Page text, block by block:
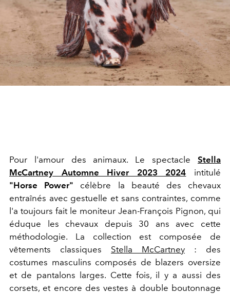
Pour l'amour des animaux. Le spectacle Stella
McCartney Automne Hiver 2023 2024 intitulé
"Horse Power" célèbre la beauté des chevaux
entraînés avec gestuelle et sans contraintes, comme
l'a toujours fait le moniteur Jean-François Pignon, qui
éduque les chevaux depuis 30 ans avec cette
méthodologie. La collection est composée de
vêtements classiques Stella McCartney : des
costumes masculins composés de blazers oversize
et de pantalons larges. Cette fois, il y a aussi des
corsets, et encore des vestes à double boutonnage